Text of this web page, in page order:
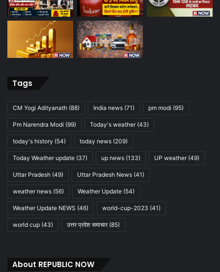
Tags
CM Yogi Adityanath (88) India news (71) pm modi (95)
Pm Narendra Modi (99) Today's weather(43)
today's history (54) today news (209)
Today Weather update (37) up news (133) UP weather(49)
Uttar Pradesh (49) Uttar Pradesh News (41)
weather news (56) Weather Update (54)
Weather Update NEWS (46) world-cup-2023 (41)
world cup (43) उत्तर प्रदेश समाचार(85)
About REPUBLIC NOW